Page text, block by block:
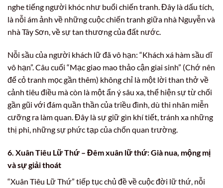
nghe tiếng người khóc như buổi chiến tranh. Đây là dấu tích,
là nỗi ám ảnh về những cuộc chiến tranh giữa nhà Nguyễn và
nhà Tây Sơn, về sự tan thương của đất nước.
Nỗi sầu của người khách lữ đã vô hạn: “Khách xá hàm sầu dĩ
vô hạn”. Câu cuối “Mạc giao mao thảo cận giai sinh” (Chớ nên
để cỏ tranh mọc gần thêm) không chỉ là một lời than thở về
cảnh tiêu điều mà còn là một ẩn ý sâu xa, thể hiện sự từ chối
gần gũi với đám quần thần của triều đình, dù thi nhân miễn
cưỡng ra làm quan. Đây là sự giữ gìn khí tiết, tránh xa những
thị phi, những sự phức tạp của chốn quan trường.
6. Xuân Tiêu Lữ Thứ – Đêm xuân lữ thứ: Già nua, mộng mị
và sự giải thoát
“Xuân Tiêu Lữ Thứ” tiếp tục chủ đề về cuộc đời lữ thứ, nỗi